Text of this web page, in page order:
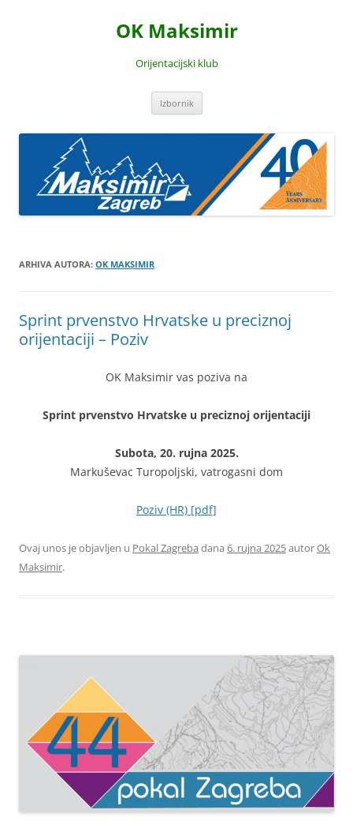
OK Maksimir
Orijentacijski klub
Izbornik
ARHIVA AUTORA: OK MAKSIMIR
Sprint prvenstvo Hrvatske u preciznoj
orijentaciji – Poziv
OK Maksimir vas poziva na
Sprint prvenstvo Hrvatske u preciznoj orijentaciji
Subota, 20. rujna 2025.
Markuševac Turopoljski, vatrogasni dom
Poziv (HR) [pdf]
Ovaj unos je objavljen u Pokal Zagreba dana 6. rujna 2025autorOk
Maksimir.